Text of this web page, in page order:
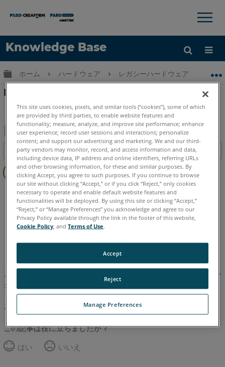
Knowledge Base
言語
ヘルプ サインイン
×
グローバル階層を展開/折りたたむ
ホーム ハードウェア レガシーハードウェア
FaroArm とオプションの三脚およびマグネッ
トマウントの精度
PDF
と
し
て
目次
ッ
ダ
ー
な
シリアル FaroArm Bronze Gold Silver
この記事は翻訳されていません。英語版を見るにはここをクリッ
クしてください。
このページのトップへ
この記事は役に立ちましたか？
はい
いいえ
This site uses cookies, pixels, and similar tools (“cookies”), some of which
are provided by third parties, to enable website features and
functionality; measure, analyze, and improve site performance; enhance
user experience; record user sessions and interactions; personalize
content; and support our advertising and marketing. We and our third-
party vendors may monitor, record, and access information and data,
including device data, IP address and online identifiers, referring URLs
and other browsing information, for these and similar purposes. By
clicking Accept, you agree to such purposes. If you continue to browse
our site without clicking “Accept,” or if you click “Reject,” only cookies
necessary to operate and enable default website features and
functionalities will be deployed. By using this site or clicking “Accept,”
“Reject,” or “Manage Preferences” you acknowledge and agree to our
Privacy Policy available through the link in the footer of this website,
Cookie Policy , andTerms of Use.
Manage Preferences
Reject
Accept